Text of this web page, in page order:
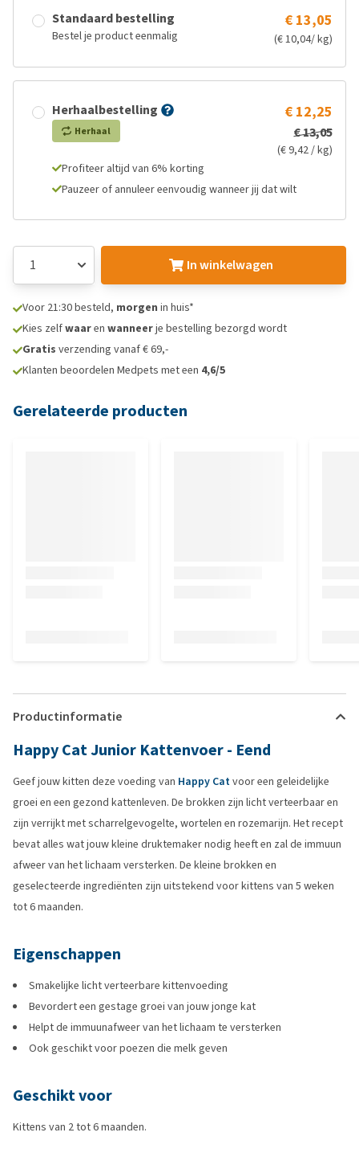
Standaard bestelling
Bestel je product eenmalig
€ 13,05
(€ 10,04/ kg)
Herhaalbestelling
Herhaal
€ 12,25
€ 13,05
(€ 9,42 / kg)
Profiteer altijd van 6% korting
Pauzeer of annuleer eenvoudig wanneer jij dat wilt
In winkelwagen
Voor 21:30 besteld, morgen in huis*
Kies zelfwaaren wanneerje bestelling bezorgd wordt
Gratis verzending vanaf € 69,-
Klanten beoordelen Medpets met een 4,6/5
Gerelateerde producten
Productinformatie
Happy Cat Junior Kattenvoer - Eend
Geef jouw kitten deze voeding van Happy Catvoor een geleidelijke
groei en een gezond kattenleven. De brokken zijn licht verteerbaar en
zijn verrijkt met scharrelgevogelte, wortelen en rozemarijn. Het recept
bevat alles wat jouw kleine druktemaker nodig heeft en zal de immuun
afweer van het lichaam versterken. De kleine brokken en
geselecteerde ingrediënten zijn uitstekend voor kittens van 5 weken
tot 6 maanden.
Eigenschappen
Smakelijke licht verteerbare kittenvoeding
Bevordert een gestage groei van jouw jonge kat
Helpt de immuunafweer van het lichaam te versterken
Ook geschikt voor poezen die melk geven
Geschikt voor
Kittens van 2 tot 6 maanden.